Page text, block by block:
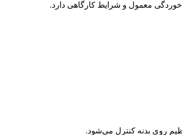
خوردگی معمول و شرایط کارگاهی دارد.